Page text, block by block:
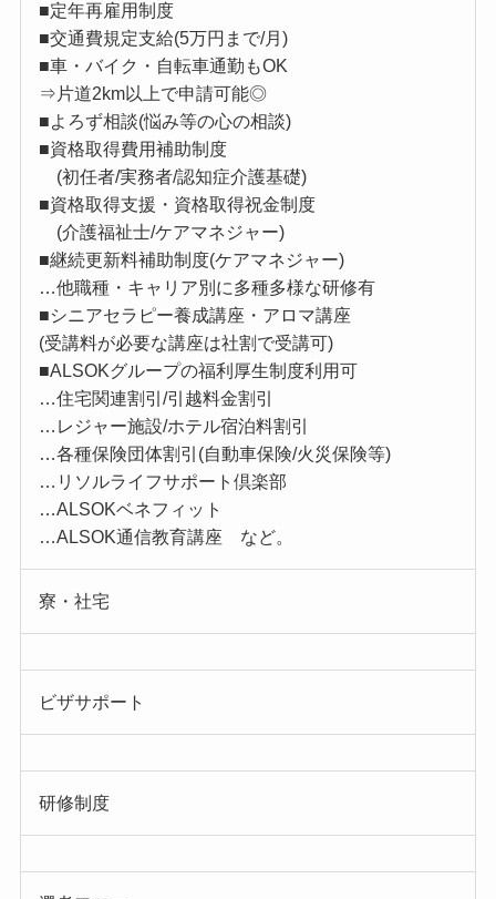
■定年再雇用制度
■交通費規定支給(5万円まで/月)
■車・バイク・自転車通勤もOK
⇒片道2km以上で申請可能◎
■よろず相談(悩み等の心の相談)
■資格取得費用補助制度
(初任者/実務者/認知症介護基礎)
■資格取得支援・資格取得祝金制度
(介護福祉士/ケアマネジャー)
■継続更新料補助制度(ケアマネジャー)
…他職種・キャリア別に多種多様な研修有
■シニアセラピー養成講座・アロマ講座
(受講料が必要な講座は社割で受講可)
■ALSOKグループの福利厚生制度利用可
…住宅関連割引/引越料金割引
…レジャー施設/ホテル宿泊料割引
…各種保険団体割引(自動車保険/火災保険等)
…リソルライフサポート倶楽部
…ALSOKベネフィット
…ALSOK通信教育講座 など。
寮・社宅
ビザサポート
研修制度